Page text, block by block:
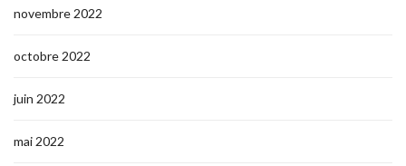
novembre 2022
octobre 2022
juin 2022
mai 2022